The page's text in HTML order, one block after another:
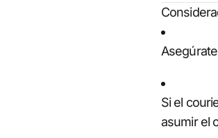
Si el
asumir el